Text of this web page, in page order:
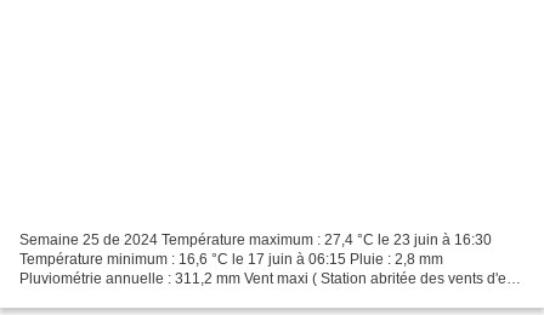
Semaine 25 de 2024 Température maximum : 27,4 °C le 23 juin à 16:30
Température minimum : 16,6 °C le 17 juin à 06:15 Pluie : 2,8 mm
Pluviométrie annuelle : 311,2 mm Vent maxi ( Station abritée des vents d'est)